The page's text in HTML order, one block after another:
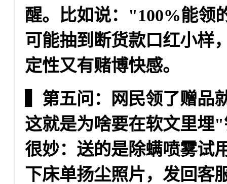
醒。比如说："100%能领
可能抽到断货款口红小样
定性又有赌博快感。
▍第五问：网民领了赠品
这就是为啥要在软文里埋
很妙：送的是除螨喷雾试
下床单扬尘照片，发回客